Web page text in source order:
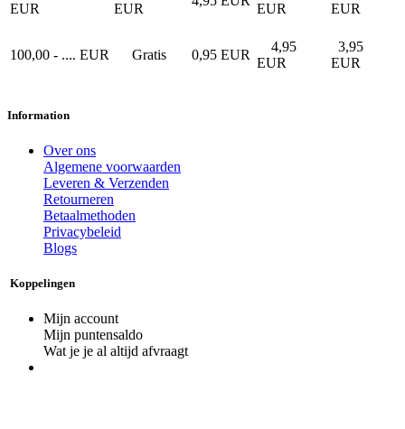
EUR
EUR
EUR
EUR
100,00 - .... EUR Gratis 0,95 EUR
4,95
EUR
3,95
EUR
Information
Over ons
Algemene voorwaarden
Leveren & Verzenden
Retourneren
Betaalmethoden
Privacybeleid
Blogs
Koppelingen
Mijn account
Mijn puntensaldo
Wat je je al altijd afvraagt